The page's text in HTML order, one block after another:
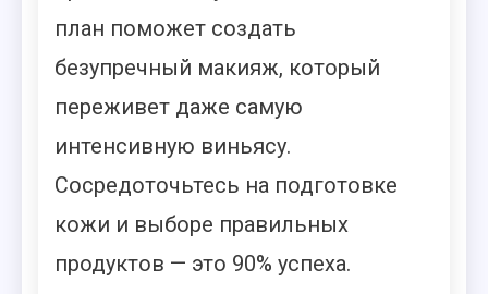
план поможет создать
безупречный макияж, который
переживет даже самую
интенсивную виньясу.
Сосредоточьтесь на подготовке
кожи и выборе правильных
продуктов — это 90% успеха.